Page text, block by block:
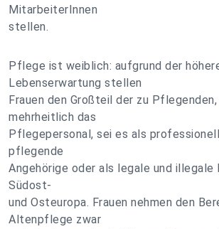
MitarbeiterInnen
stellen.
Pflege ist weiblich: aufgrund der
Lebenserwartung stellen
Frauen den Großteil der zu Pflegenden,
mehrheitlich das
Pflegepersonal, sei es als
pflegende
Angehörige oder als legale und illegale
Südost-
und Osteuropa. Frauen nehmen den
Altenpflege zwar